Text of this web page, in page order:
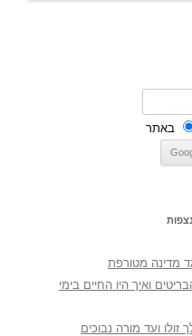
באתר
מדינה מטורפת
ואיך היו החיים בימי
זולו ועד מורה נבוכים